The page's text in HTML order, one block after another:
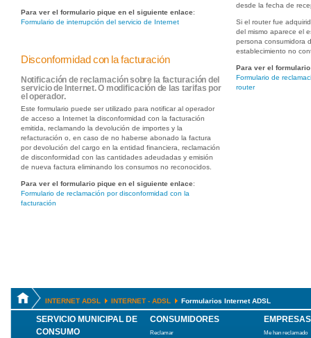
Para ver el formulario pique en el siguiente enlace:
Formulario de interrupción del servicio de Internet
Disconformidad con la facturación
Notificación de reclamación sobre la facturación del
servicio de Internet. O modificación de las tarifas por
el operador.
Este formulario puede ser utilizado para notificar al operador
de acceso a Internet la disconformidad con la facturación
emitida, reclamando la devolución de importes y la
refacturación o, en caso de no haberse abonado la factura
por devolución del cargo en la entidad financiera, reclamación
de disconformidad con las cantidades adeudadas y emisión
de nueva factura eliminando los consumos no reconocidos.
Para ver el formulario pique en el siguiente enlace:
Formulario de reclamación por disconformidad con la
facturación
desde la fecha de
Si el router fue
del mismo aparece el
persona consumidora
establecimiento no
Para ver el
Formulario de
router
INTERNET ADSL INTERNET - ADSL Formularios Internet ADSL
SERVICIO MUNICIPAL DE
CONSUMO
CONSUMIDORES
Reclamar
EMPRESAS
Me han reclamado